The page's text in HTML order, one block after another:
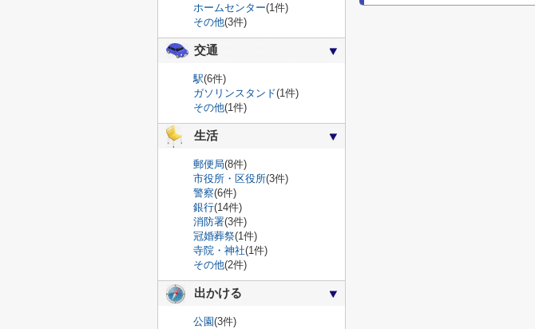
ホームセンター(1件)
その他(3件)
交通
駅(6件)
ガソリンスタンド(1件)
その他(1件)
生活
郵便局(8件)
市役所・区役所(3件)
警察(6件)
銀行(14件)
消防署(3件)
冠婚葬祭(1件)
寺院・神社(1件)
その他(2件)
出かける
公園(3件)